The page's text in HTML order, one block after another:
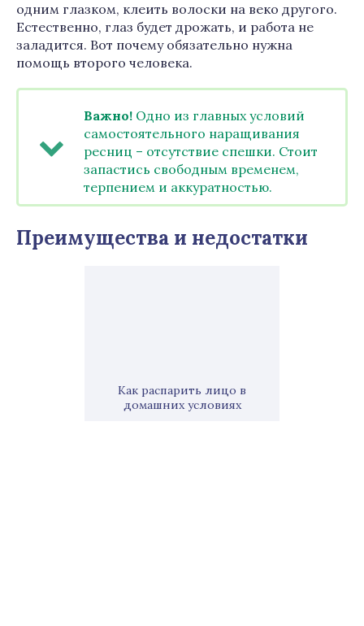
одним глазком, клеить волоски на веко другого.
Естественно, глаз будет дрожать, и работа не
заладится. Вот почему обязательно нужна
помощь второго человека.
Важно! Одно из главных условий
самостоятельного наращивания
ресниц – отсутствие спешки. Стоит
запастись свободным временем,
терпением и аккуратностью.
Преимущества и недостатки
Как распарить лицо в
домашних условиях